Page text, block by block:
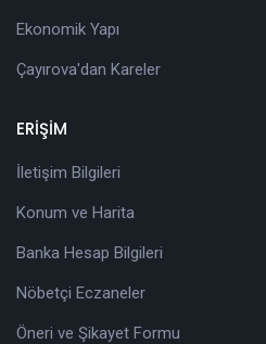
Ekonomik Yapı
Çayırova'dan Kareler
ERİŞİM
İletişim Bilgileri
Konum ve Harita
Banka Hesap Bilgileri
Nöbetçi Eczaneler
Öneri ve Şikayet Formu